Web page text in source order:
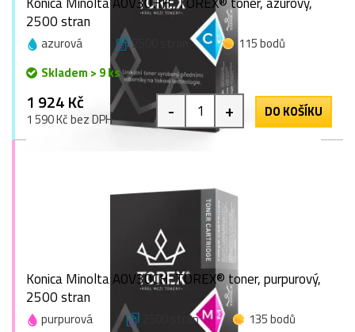
2500 stran
azurová 2500 stran
115 bodů
Skladem > 9 ks
1 924 Kč
1 590 Kč bez DPH - + DO KOŠÍKU
Konica Minolta A0V30CH, TOREX® toner, purpurový,
2500 stran
purpurová 2500 stran
135 bodů